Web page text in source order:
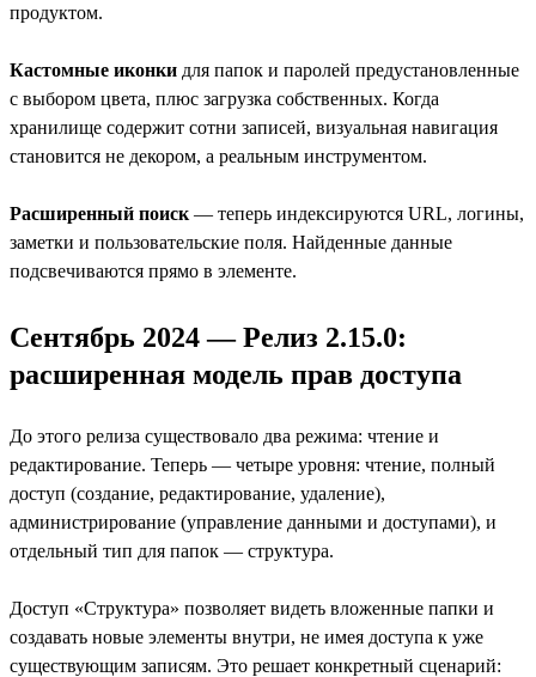
продуктом.
Кастомные иконки для папок и паролей предустановленные
с выбором цвета, плюс загрузка собственных. Когда
хранилище содержит сотни записей, визуальная навигация
становится не декором, а реальным инструментом.
Расширенный поиск — теперь индексируются URL, логины,
заметки и пользовательские поля. Найденные данные
подсвечиваются прямо в элементе.
Сентябрь 2024 — Релиз 2.15.0:
расширенная модель прав доступа
До этого релиза существовало два режима: чтение и
редактирование. Теперь — четыре уровня: чтение, полный
доступ (создание, редактирование, удаление),
администрирование (управление данными и доступами), и
отдельный тип для папок — структура.
Доступ «Структура» позволяет видеть вложенные папки и
создавать новые элементы внутри, не имея доступа к уже
существующим записям. Это решает конкретный сценарий: